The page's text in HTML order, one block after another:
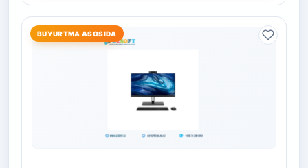
BUYURTMA ASOSIDA